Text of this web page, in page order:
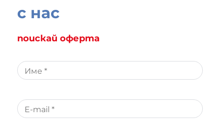
с нас
поискай оферта
Име *
E-mail *